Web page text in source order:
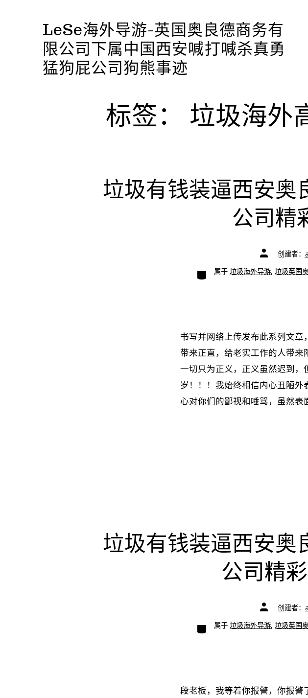
LeSe海外导游-英国奥良德商务有
限公司下属中国西安喊打喊杀真勇
猛狗屁公司狗熊事迹
标签： 垃圾海外
垃圾有钱装逼西安奥
公司精
文
章
者
创建者：
类
别
属于 垃圾海外导游, 垃圾英国
书写并网络上传发布此系列文
带来正直，给老实工作的人带来
一切只为正义，正义虽然迟到
岁！！！我始终相信内心丑陋
心对你们的鄙视和唾骂，虽然表
垃圾有钱装逼西安奥
公司精
文
章
者
创建者：
类
别
属于 垃圾海外导游, 垃圾英国
段老板，我等着你报警，你报